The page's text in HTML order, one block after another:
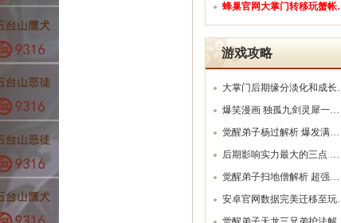
蜂巢官网大掌门转移玩蟹
游戏攻略
大掌门后期缘分淡化和成
爆笑漫画 独孤九剑灵犀一…
觉醒弟子杨过解析 爆发满…
后期影响实力最大的三点 …
觉醒弟子扫地僧解析 超强…
安卓官网数据完美迁移至